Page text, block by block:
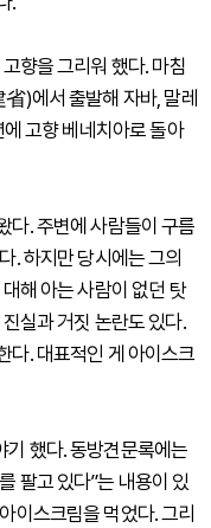
향을 그리워 했다. 마침
)에서 출발해 자바, 말레
고향 베네치아로 돌아
다. 주변에 사람들이 구름
. 하지만 당시에는 그의
해 아는 사람이 없던 탓
실과 거짓 논란도 있다.
다. 대표적인 게 아이스크
기 했다. 동방견문록에는
팔고 있다”는 내용이 있
이스크림을 먹었다. 그리